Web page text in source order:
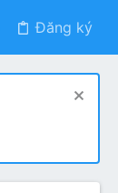
Đăng ký